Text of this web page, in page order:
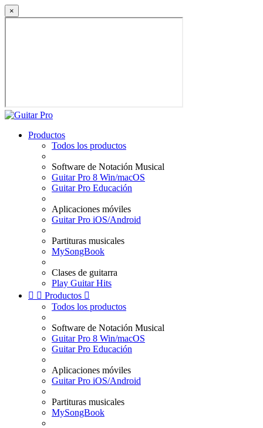
×
Productos
Todos los productos
Software de Notación Musical
Guitar Pro 8 Win/macOS
Guitar Pro Educación
Aplicaciones móviles
Guitar Pro iOS/Android
Partituras musicales
MySongBook
Clases de guitarra
Play Guitar Hits
  Productos 
Todos los productos
Software de Notación Musical
Guitar Pro 8 Win/macOS
Guitar Pro Educación
Aplicaciones móviles
Guitar Pro iOS/Android
Partituras musicales
MySongBook